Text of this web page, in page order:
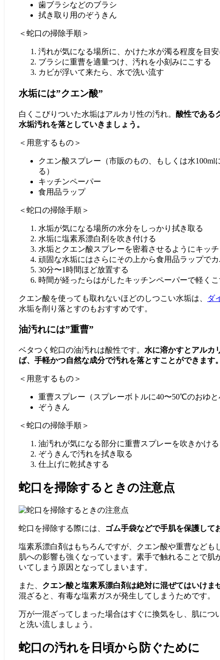
歯ブラシなどのブラシ
拭き取り用のぞうきん
＜蛇口の掃除手順＞
汚れが気になる場所に、かけた水が濁る程度を目
ブラシに重曹を適量つけ、汚れを小刻みにこする
カビが浮いて来たら、水で洗い流す
水垢には”クエン酸”
白くこびりついた水垢はアルカリ性の汚れ。 酸性である
水垢汚れを落としていきましょう。
＜用意するもの＞
クエン酸スプレー（市販のもの、もしくは水100ml
る）
キッチンペーパー
食用品ラップ
＜蛇口の掃除手順＞
水垢が気になる場所の水分をしっかり拭き取る
水垢に塩素系漂白剤を吹き付ける
水垢とクエン酸スプレーを密着させるようにキッ
頑固な水垢にはさらにその上から食用品ラップで
30分〜1時間ほど放置する
時間が経ったらはがしたキッチンペーパーで軽く
クエン酸を使っても取れないほどのしつこい水垢は、
ダ
水垢を削り落とすのもおすすめです。
油汚れには”重曹”
ベタつく蛇口の油汚れは酸性です。 水に溶かすとアルカ
ば、手軽かつ自然な成分で汚れを落とすことができます
＜用意するもの＞
重曹スプレー（スプレーボトルに40〜50℃のおゆ
ぞうきん
＜蛇口の掃除手順＞
油汚れが気になる部分に重曹スプレーを吹きかける
ぞうきんで汚れを拭き取る
仕上げに乾拭きする
蛇口を掃除するときの注意点
蛇口を掃除する際には、 ゴム手袋などで手肌を保護して
塩素系漂白剤はもちろんですが、クエン酸や重曹なども
肌への影響も強くなっています。素手で触れることで肌
いてしまう原因となってしまいます。
また、 クエン酸と塩素系漂白剤は絶対に混ぜてはいけま
混ざると、有毒な塩素ガスが発生してしまうためです。
万が一混ざってしまった場合はすぐに換気をし、肌につ
と洗い流しましょう。
蛇口の汚れを日頃から防ぐために